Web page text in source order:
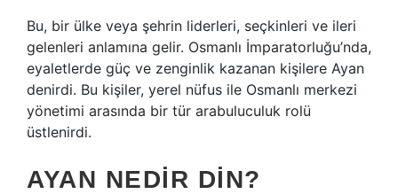
Bu, bir ülke veya şehrin liderleri, seçkinleri ve ileri
gelenleri anlamına gelir. Osmanlı İmparatorluğu’nda,
eyaletlerde güç ve zenginlik kazanan kişilere Ayan
denirdi. Bu kişiler, yerel nüfus ile Osmanlı merkezi
yönetimi arasında bir tür arabuluculuk rolü
üstlenirdi.
AYAN NEDIR DIN?